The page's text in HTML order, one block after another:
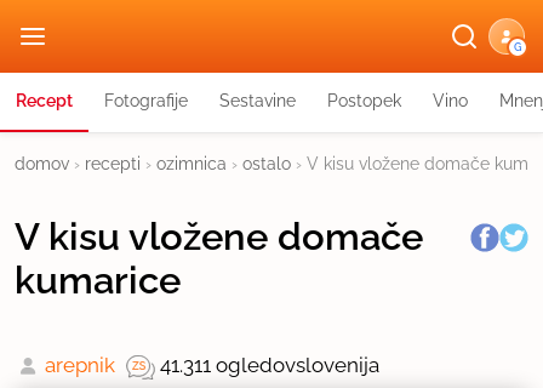
G
Recept Fotografije Sestavine Postopek Vino
domov › recepti › ozimnica › ostalo › V kisu vložene domače
V kisu vložene domače
kumarice
arepnik 41.311 ogledovslovenija